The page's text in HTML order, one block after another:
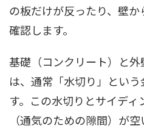
の板だけが反ったり、壁
確認します。
基礎（コンクリート）と
は、通常「水切り」とい
す。この水切りとサイデ
（通気のための隙間）が